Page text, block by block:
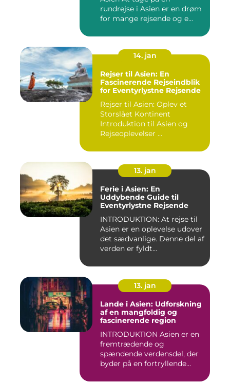
rundrejse i Asien er en drøm
for mange rejsende og e...
14. jan
Rejser til Asien: En
Fascinerende Rejseindblik
for Eventyrlystne Rejsende
Rejser til Asien: Oplev et
Storslået Kontinent
Introduktion til Asien og
Rejseoplevelser ...
13. jan
Ferie i Asien: En
Uddybende Guide til
Eventyrlystne Rejsende
INTRODUKTION: At rejse til
Asien er en oplevelse udover
det sædvanlige. Denne del af
verden er fyldt...
13. jan
Lande i Asien: Udforskning
af en mangfoldig og
fascinerende region
INTRODUKTION Asien er en
fremtrædende og
spændende verdensdel, der
byder på en fortryllende